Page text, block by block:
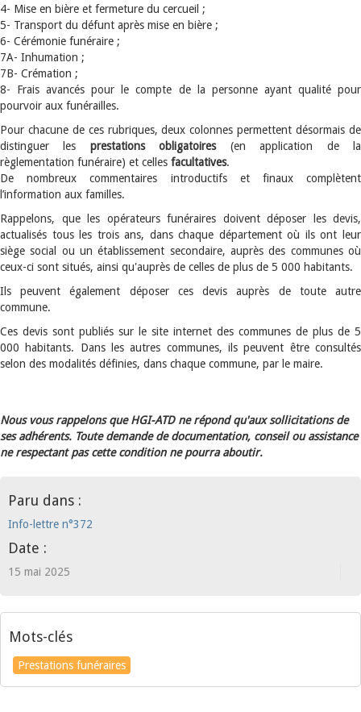
4- Mise en bière et fermeture du cercueil ;
5- Transport du défunt après mise en bière ;
6- Cérémonie funéraire ;
7A- Inhumation ;
7B- Crémation ;
8- Frais avancés pour le compte de la personne ayant qualité pour
pourvoir aux funérailles.
Pour chacune de ces rubriques, deux colonnes permettent désormais de
distinguer les prestations obligatoires(en application de la
règlementation funéraire) et celles facultatives.
De nombreux commentaires introductifs et finaux complètent
l’information aux familles.
Rappelons, que les opérateurs funéraires doivent déposer les devis,
actualisés tous les trois ans, dans chaque département où ils ont leur
siège social ou un établissement secondaire, auprès des communes où
ceux-ci sont situés, ainsi qu'auprès de celles de plus de 5 000 habitants.
Ils peuvent également déposer ces devis auprès de toute autre
commune.
Ces devis sont publiés sur le site internet des communes de plus de 5
000 habitants. Dans les autres communes, ils peuvent être consultés
selon des modalités définies, dans chaque commune, par le maire.
Nous vous rappelons que HGI-ATD ne répond qu'aux sollicitations de
ses adhérents. Toute demande de documentation, conseil ou assistance
ne respectant pas cette condition ne pourra aboutir.
Paru dans :
Info-lettre n°372
Date :
15 mai 2025
Mots-clés
Prestations funéraires